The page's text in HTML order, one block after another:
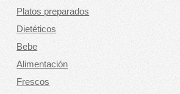
Platos preparados
Dietéticos
Bebe
Alimentación
Frescos